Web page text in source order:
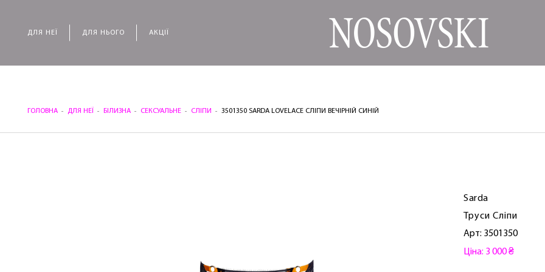
ДЛЯ НЕЇ ДЛЯ НЬОГО АКЦІЇ
ГОЛОВНА ДЛЯ НЕЇ БІЛИЗНА СЕКСУАЛЬНЕ СЛІПИ 3501350 SARDA LOVELACE СЛІПИ ВЕЧІРНІЙ СИНІЙ
Sarda
Труси Сліпи
Арт: 3501350
Ціна: 3 000 ₴